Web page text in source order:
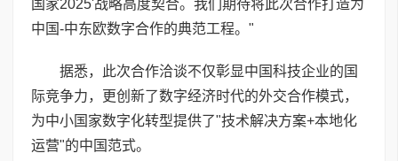
国家2025'战略高度契合。我们期待将此次合作打造为
中国-中东欧数字合作的典范工程。"
据悉，此次合作洽谈不仅彰显中国科技企业的国
际竞争力，更创新了数字经济时代的外交合作模式，
为中小国家数字化转型提供了"技术解决方案+本地化
运营"的中国范式。